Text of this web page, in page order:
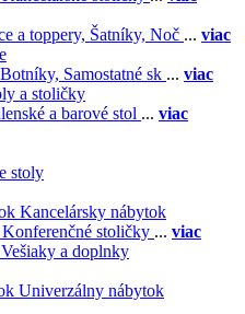
a toppery, Šatníky, Noč ... viac
Botníky, Samostatné sk ... viac
a stoličky
a barové stol ... viac
stoly
Kancelársky nábytok
Konferenčné stoličky ... viac
Vešiaky a doplnky
Univerzálny nábytok